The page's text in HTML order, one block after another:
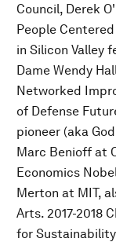
Council, Derek
People
in Silicon Valley
Dame Wendy
Networked
of Defense
pioneer (aka
Marc Benioff at
Economics
Merton at MIT,
Arts. 2017-2018
for